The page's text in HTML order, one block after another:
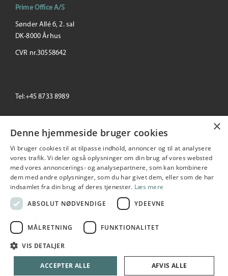
Prime Office A/S
Sønder Allé 6, 2. sal
DK-8000 Århus
CVR nr.30558642
Tel:+45 8733 8989
Prime Office
Seneste
+/-
195,00
1.04 %
Copyright © 2026 Prime Office A/S. All rights reserved
Udarbejdet i samarbejde mednetIP
×
Denne hjemmeside bruger cookies
Vi bruger cookies til at tilpasse indhold, annoncer og til at analysere
vores trafik. Vi deler også oplysninger om din brug af vores websted
med vores annoncerings- og analysepartnere, som kan kombinere
dem med andre oplysninger, som du har givet dem, eller som de har
indsamlet fra din brug af deres tjenester. Læs mere
ABSOLUT NØDVENDIGE
YDEEVNE
MÅLRETNING FUNKTIONALITET
VIS DETALJER
ACCEPTER ALLE AFVIS ALLE